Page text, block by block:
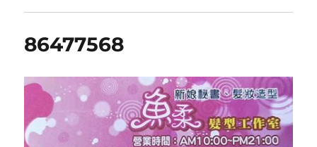
86477568